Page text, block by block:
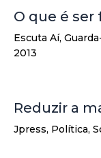
O que é
Escuta Aí,
2013
Reduzir a
Jpress, Política,